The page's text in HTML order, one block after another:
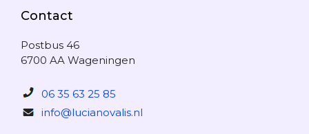
Contact
Postbus 46
6700 AA Wageningen
06 35 63 25 85
info@lucianovalis.nl